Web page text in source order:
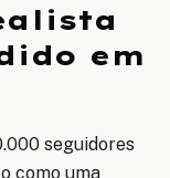
em
seguidores
como uma